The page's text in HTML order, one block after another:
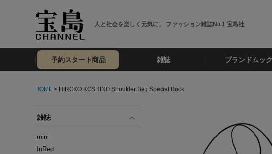
人と社会を楽しく元気に。 ファッション雑誌No.1 宝島社
予約スタート商品 雑誌 ブランドムック
HOME > HIROKO KOSHINO Shoulder Bag Special Book
雑誌
mini
InRed